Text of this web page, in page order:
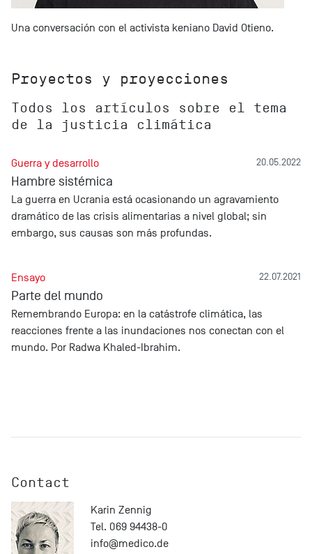
Una conversación con el activista keniano David Otieno.
Proyectos y proyecciones
Todos los artículos sobre el tema
de la justicia climática
20.05.2022
Guerra y desarrollo
Hambre sistémica
La guerra en Ucrania está ocasionando un agravamiento
dramático de las crisis alimentarias a nivel global; sin
embargo, sus causas son más profundas.
22.07.2021
Ensayo
Parte del mundo
Remembrando Europa: en la catástrofe climática, las
reacciones frente a las inundaciones nos conectan con el
mundo. Por Radwa Khaled-Ibrahim.
Contact
Karin Zennig
Tel. 069 94438-0
info@medico.de